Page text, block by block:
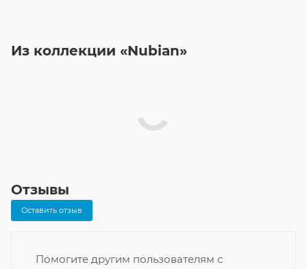
Из коллекции «Nubian»
Отзывы
Оставить отзыв
Помогите другим пользователям с